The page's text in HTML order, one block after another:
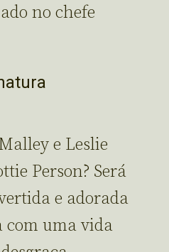
no chefe
e Leslie
Person? Será
e adorada
com uma vida